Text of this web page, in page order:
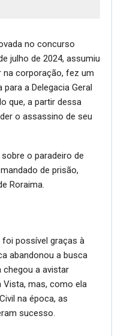
corporação, fez um
a Delegacia Geral
que, a partir dessa
o assassino de seu
o paradeiro de
de prisão,
Roraima.
abandonou a busca
a avistar
mas, como ela
na época, as
sucesso.